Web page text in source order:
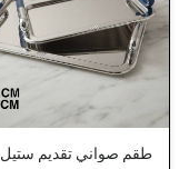
طقم صواني تقديم ستيل